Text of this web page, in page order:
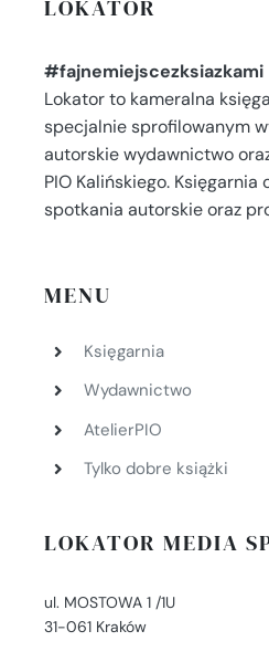
LOKATOR
#fajnemiejscezksiazkami
Lokator to kameralna
specjalnie sprofilowanym
autorskie wydawnictwo
PIO Kalińskiego. Księgarnia
spotkania autorskie oraz
MENU
Księgarnia
Wydawnictwo
AtelierPIO
Tylko dobre książki
LOKATOR MEDIA
ul. MOSTOWA 1 /1U
31-061 Kraków